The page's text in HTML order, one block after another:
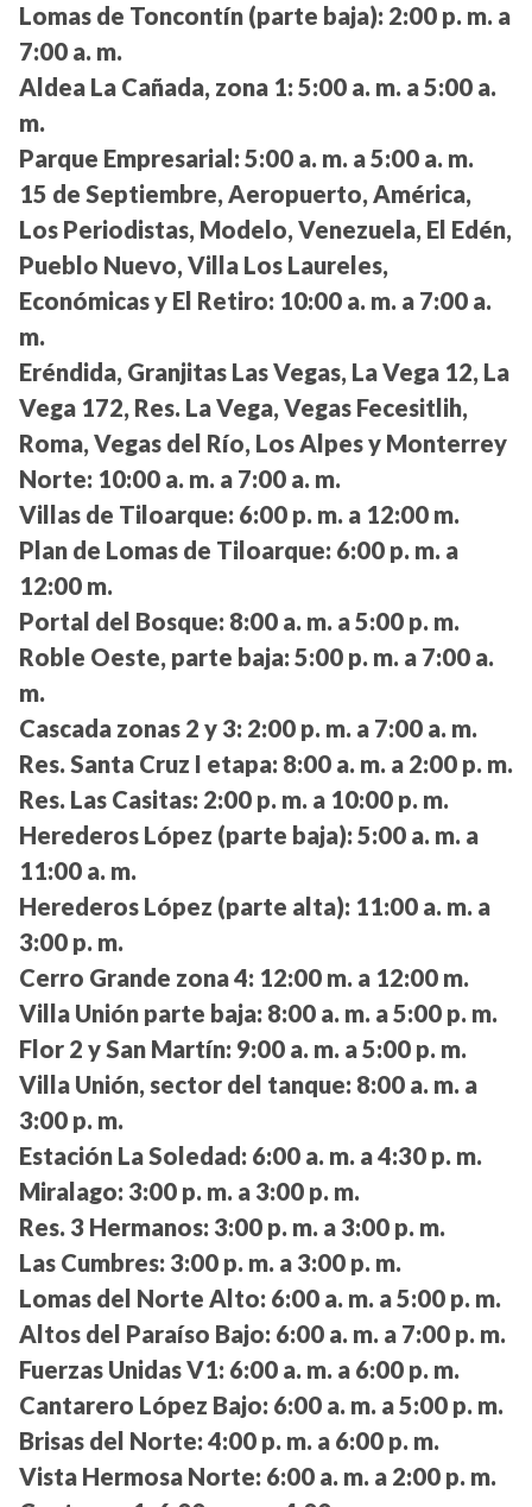
Lomas de Toncontín (parte baja): 2:00 p. m. a
7:00 a. m.
Aldea La Cañada, zona 1: 5:00 a. m. a 5:00 a.
m.
Parque Empresarial: 5:00 a. m. a 5:00 a. m.
15 de Septiembre, Aeropuerto, América,
Los Periodistas, Modelo, Venezuela, El Edén,
Pueblo Nuevo, Villa Los Laureles,
Económicas y El Retiro: 10:00 a. m. a 7:00 a.
m.
Eréndida, Granjitas Las Vegas, La Vega 12, La
Vega 172, Res. La Vega, Vegas Fecesitlih,
Roma, Vegas del Río, Los Alpes y Monterrey
Norte: 10:00 a. m. a 7:00 a. m.
Villas de Tiloarque: 6:00 p. m. a 12:00 m.
Plan de Lomas de Tiloarque: 6:00 p. m. a
12:00 m.
Portal del Bosque: 8:00 a. m. a 5:00 p. m.
Roble Oeste, parte baja: 5:00 p. m. a 7:00 a.
m.
Cascada zonas 2 y 3: 2:00 p. m. a 7:00 a. m.
Res. Santa Cruz I etapa: 8:00 a. m. a 2:00 p. m.
Res. Las Casitas: 2:00 p. m. a 10:00 p. m.
Herederos López (parte baja): 5:00 a. m. a
11:00 a. m.
Herederos López (parte alta): 11:00 a. m. a
3:00 p. m.
Cerro Grande zona 4: 12:00 m. a 12:00 m.
Villa Unión parte baja: 8:00 a. m. a 5:00 p. m.
Flor 2 y San Martín: 9:00 a. m. a 5:00 p. m.
Villa Unión, sector del tanque: 8:00 a. m. a
3:00 p. m.
Estación La Soledad: 6:00 a. m. a 4:30 p. m.
Miralago: 3:00 p. m. a 3:00 p. m.
Res. 3 Hermanos: 3:00 p. m. a 3:00 p. m.
Las Cumbres: 3:00 p. m. a 3:00 p. m.
Lomas del Norte Alto: 6:00 a. m. a 5:00 p. m.
Altos del Paraíso Bajo: 6:00 a. m. a 7:00 p. m.
Fuerzas Unidas V1: 6:00 a. m. a 6:00 p. m.
Cantarero López Bajo: 6:00 a. m. a 5:00 p. m.
Brisas del Norte: 4:00 p. m. a 6:00 p. m.
Vista Hermosa Norte: 6:00 a. m. a 2:00 p. m.